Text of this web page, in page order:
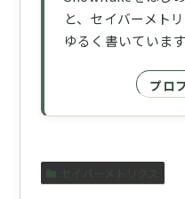
と、セイバーメト
ゆるく書いています
プロ
セイバーメトリクス